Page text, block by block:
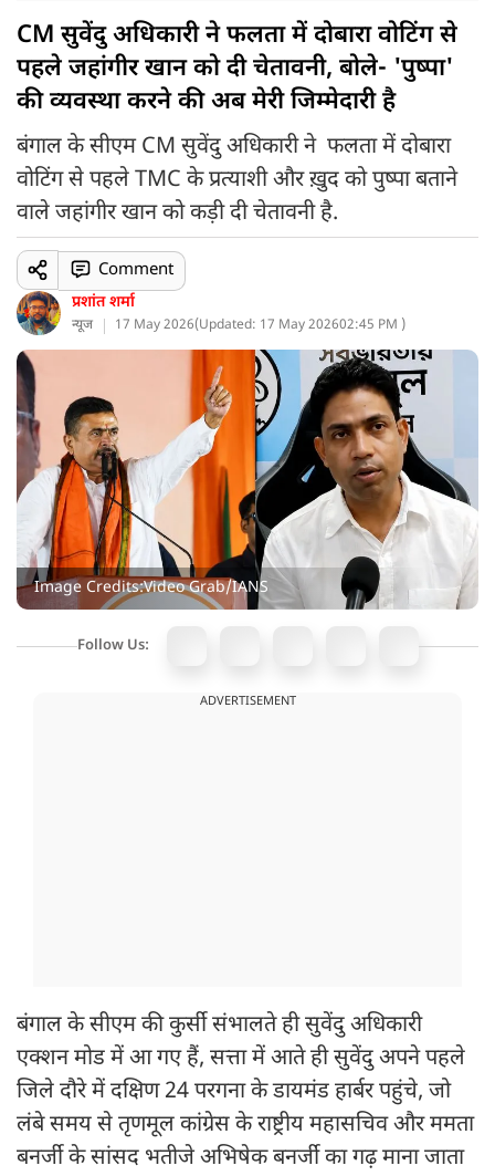
CM सुवेंदु अधिकारी ने फलता में दोबारा वोटिंग से
पहले जहांगीर खान को दी चेतावनी, बोले- 'पुष्पा'
की व्यवस्था करने की अब मेरी जिम्मेदारी है
बंगाल के सीएम CM सुवेंदु अधिकारी ने फलता में दोबारा
वोटिंग से पहले TMC के प्रत्याशी और ख़ुद को पुष्पा बताने
वाले जहांगीर खान को कड़ी दी चेतावनी है.
प्रशांत शर्मा
न्यूज 17 May 2026(Updated: 17 May 202602:45 PM )
Comment
Image Credits:Video Grab/IANS
Follow Us:
ADVERTISEMENT
बंगाल के सीएम की कुर्सी संभालते ही सुवेंदु अधिकारी
एक्शन मोड में आ गए हैं, सत्ता में आते ही सुवेंदु अपने पहले
जिले दौरे में दक्षिण 24 परगना के डायमंड हार्बर पहुंचे, जो
लंबे समय से तृणमूल कांग्रेस के राष्ट्रीय महासचिव और ममता
बनर्जी के सांसद भतीजे अभिषेक बनर्जी का गढ़ माना जाता